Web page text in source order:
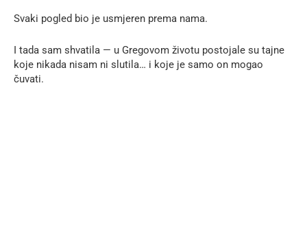
Svaki pogled bio je usmjeren prema nama.
I tada sam shvatila — u Gregovom životu postojale su tajne
koje nikada nisam ni slutila… i koje je samo on mogao
čuvati.